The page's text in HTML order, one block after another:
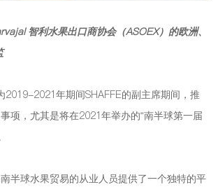
智利水果出口商协会（ASOEX）的欧洲、
2019-2021年期间SHAFFE的副主席期间，推
项，尤其是将在2021年举办的“南半球第一届
半球水果贸易的从业人员提供了一个独特的平